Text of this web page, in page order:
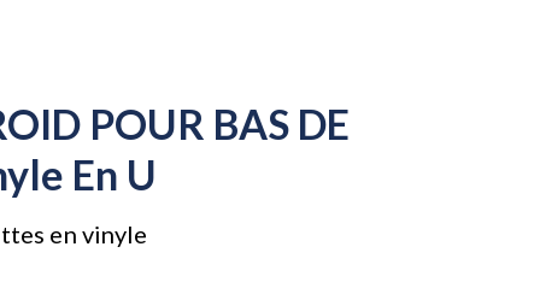
POUR BAS DE
En U
en vinyle